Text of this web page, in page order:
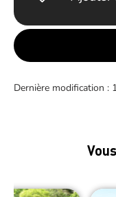
Dernière modification :